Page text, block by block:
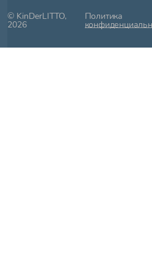
© KinDerLITTO,
2026
Политика